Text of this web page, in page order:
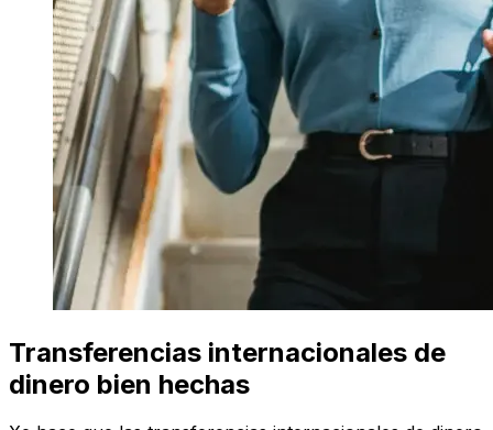
Transferencias internacionales de
dinero bien hechas